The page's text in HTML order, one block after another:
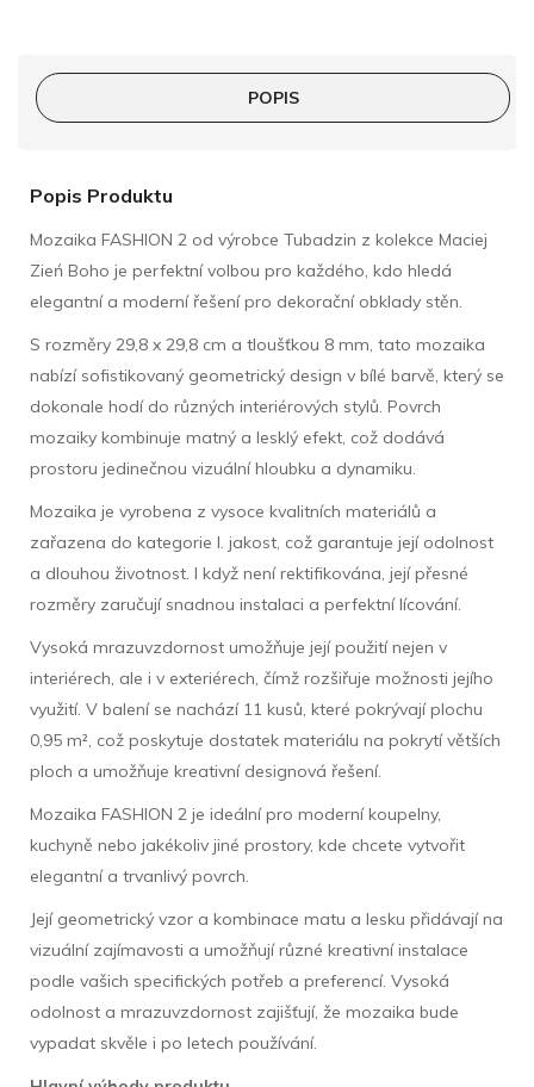
POPIS
Popis Produktu
Mozaika FASHION 2 od výrobce Tubadzin z kolekce Maciej
Zień Boho je perfektní volbou pro každého, kdo hledá
elegantní a moderní řešení pro dekorační obklady stěn.
S rozměry 29,8 x 29,8 cm a tloušťkou 8 mm, tato mozaika
nabízí sofistikovaný geometrický design v bílé barvě, který se
dokonale hodí do různých interiérových stylů. Povrch
mozaiky kombinuje matný a lesklý efekt, což dodává
prostoru jedinečnou vizuální hloubku a dynamiku.
Mozaika je vyrobena z vysoce kvalitních materiálů a
zařazena do kategorie I. jakost, což garantuje její odolnost
a dlouhou životnost. I když není rektifikována, její přesné
rozměry zaručují snadnou instalaci a perfektní lícování.
Vysoká mrazuvzdornost umožňuje její použití nejen v
interiérech, ale i v exteriérech, čímž rozšiřuje možnosti jejího
využití. V balení se nachází 11 kusů, které pokrývají plochu
0,95 m², což poskytuje dostatek materiálu na pokrytí větších
ploch a umožňuje kreativní designová řešení.
Mozaika FASHION 2 je ideální pro moderní koupelny,
kuchyně nebo jakékoliv jiné prostory, kde chcete vytvořit
elegantní a trvanlivý povrch.
Její geometrický vzor a kombinace matu a lesku přidávají na
vizuální zajímavosti a umožňují různé kreativní instalace
podle vašich specifických potřeb a preferencí. Vysoká
odolnost a mrazuvzdornost zajišťují, že mozaika bude
vypadat skvěle i po letech používání.